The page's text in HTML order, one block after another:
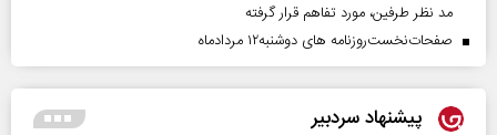
مد نظر طرفین، مورد تفاهم قرار گرفته
صفحات‌نخست‌روزنامه ها‌ی دوشنبه‌۱۲ مردادماه
پیشنهاد سردبیر